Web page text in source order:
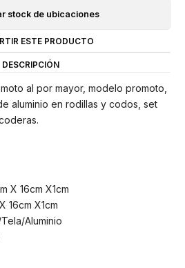
stock de ubicaciones
ESTE PRODUCTO
DESCRIPCIÓN
al por mayor, modelo promoto,
aluminio en rodillas y codos, set
X 16cm X1cm
16cm X1cm
Aluminio